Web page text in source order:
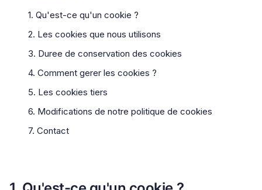
1. Qu'est-ce qu'un cookie ?
2. Les cookies que nous utilisons
3. Duree de conservation des cookies
4. Comment gerer les cookies ?
5. Les cookies tiers
6. Modifications de notre politique de cookies
7. Contact